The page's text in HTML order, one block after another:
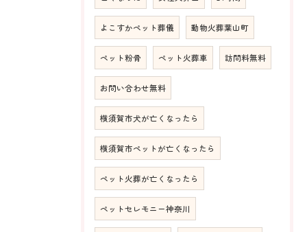
よこすかペット葬儀 動物火葬葉山町
ペット粉骨 ペット火葬車 訪問料無料
お問い合わせ無料
横須賀市犬が亡くなったら
横須賀市ペットが亡くなったら
ペット火葬が亡くなったら
ペットセレモニー神奈川